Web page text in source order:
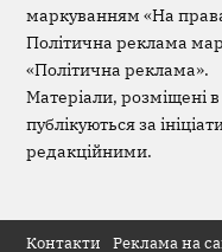
маркуванням «На
Політична реклама
«Політична реклама».
Матеріали, розміщені
публікуються за
редакційними.
Контакти Реклама на